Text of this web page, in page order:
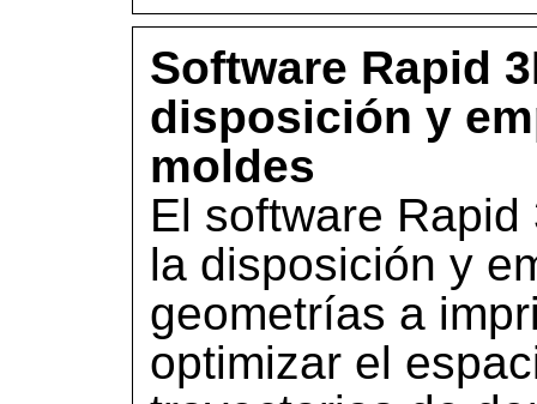
Software Rapid
disposición y
moldes
El software
la disposición y
geometrías a
optimizar el